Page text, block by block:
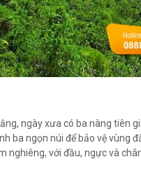
ngày xưa có ba nàng tiên
ba ngọn núi để bảo vệ vùng
nghiêng, với đầu, ngực và